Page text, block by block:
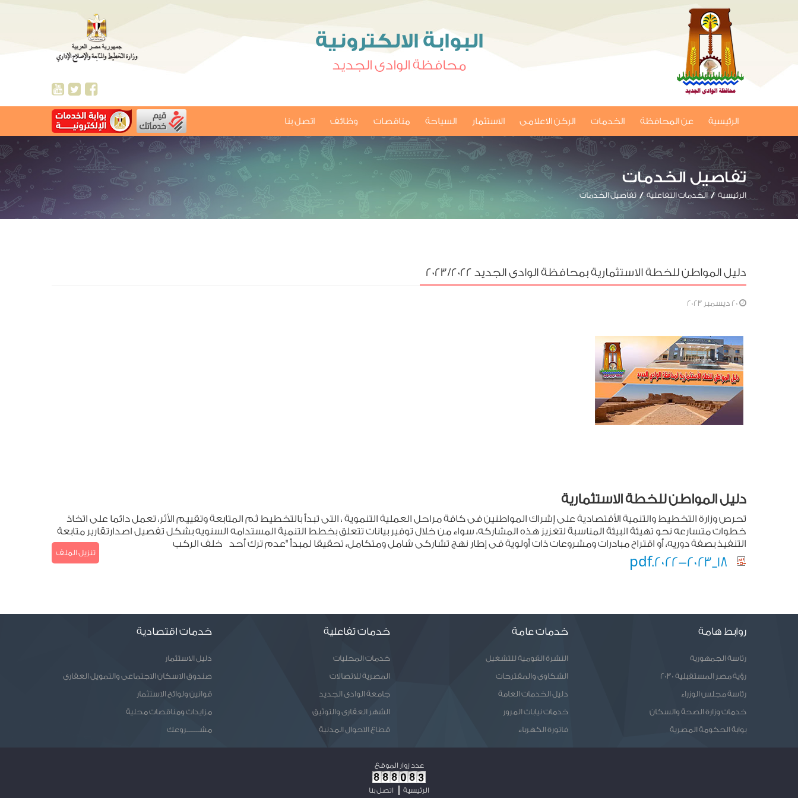
البوابة الالكترونية
محافظة الوادى الجديد
الرئيسية عن المحافظة الخدمات الركن الاعلامى الاستثمار السياحة مناقصات وظائف اتصل بنا
تفاصيل الخدمات
الرئيسية الخدمات التفاعلية تفاصيل الخدمات
دليل المواطن للخطة الاستثمارية بمحافظة الوادى الجديد 2023/2022
دليل المواطن للخطة الاستثمارية
تحرص وزارة التخطيط والتنمية الأقتصادية على إشراك المواطنين فى كافة مراحل العملية التنموية ، التى تبدأ بالتخطيط ثم المتابعة وتقييم الأثر، تعمل دائما على اتخاذ
خطوات متسارعه نحو تهيئة البيئة المناسبة لتغزيز هذه المشاركه، سواء من خلال توفير بيانات تتعلق بخطط التنمية المستدامه السنويه بشكل تفصيل اصدارتقارير متابعة
التنفيذ بصفة دوريه، أو اقتراح مبادرات ومشروعات ذات أولوية فى إطار نهج تشاركى شامل ومتكامل، تحقيقا لمبدأ "عدم ترك أحد خلف الركب
18_2022-2023.pdf
تنزيل الملف
روابط هامة
رئاسة الجمهورية
رؤية مصر المستقبلية 2030
رئاسة مجلس الوزراء
خدمات وزارة الصحة والسكان
بوابة الحكومة المصرية
خدمات عامة
النشرة القومية للتشغيل
الشكاوى والمقترحات
دليل الخدمات العامة
خدمات نيابات المرور
فاتورة الكهرباء
خدمات تفاعلية
خدمات المحليات
المصرية للاتصالات
جامعة الوادى الجديد
الشهر العقارى والتوثيق
قطاع الاحوال المدنية
خدمات اقتصادية
دليل الاستثمار
صندوق الاسكان الاجتماعى والتمويل العقارى
قوانين ولوائح الاستثمار
مزايدات ومناقصات محلية
مشـــــــروعك
عدد زوار الموقع
الرئيسية اتصل بنا